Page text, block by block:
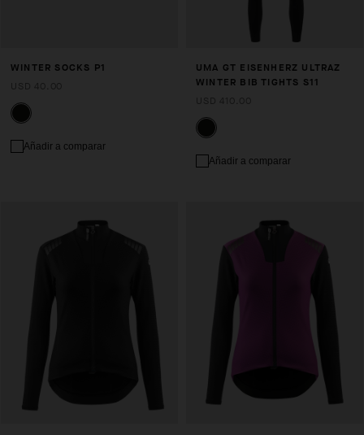
WINTER SOCKS P1
Añadir a comparar
UMA GT EISENHERZ ULTRAZ
WINTER BIB TIGHTS S11
Añadir a comparar